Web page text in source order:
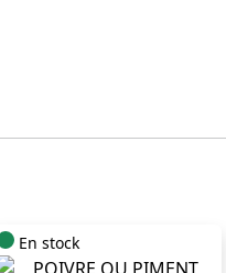
En stock